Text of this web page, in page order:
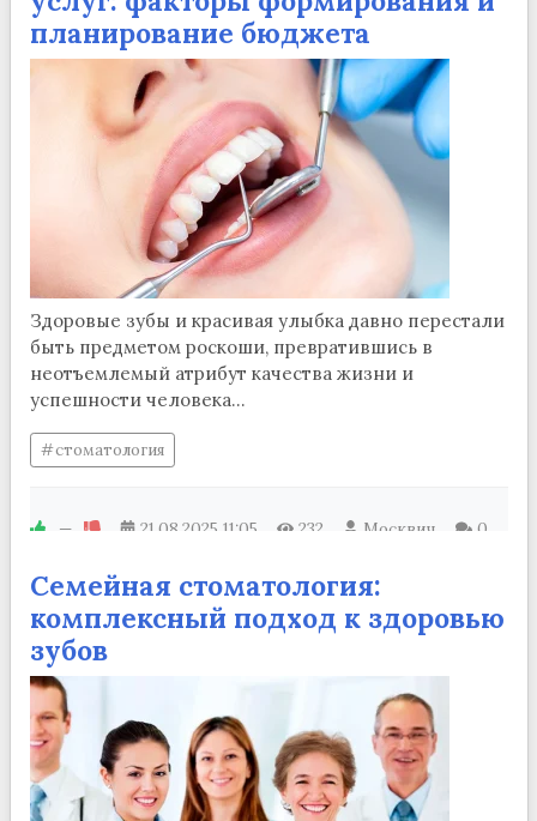
планирование бюджета
Здоровые зубы и красивая улыбка давно перестали
быть предметом роскоши, превратившись в
неотъемлемый атрибут качества жизни и
успешности человека...
стоматология
— 21.08.2025 11:05 232 Москвич 0
Семейная стоматология:
комплексный подход к здоровью
зубов